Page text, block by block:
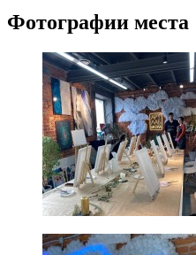
Фотографии места